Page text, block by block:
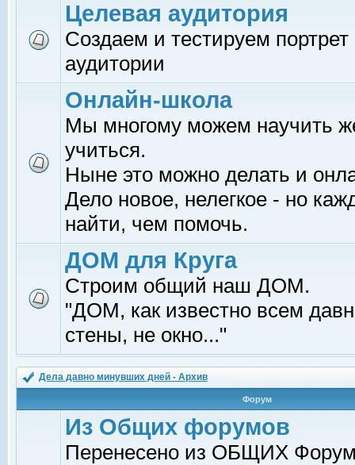
Целевая аудитория
Создаем и тестируем
аудитории
Онлайн-школа
Мы многому можем научить
учиться.
Ныне это можно делать и
Дело новое, нелегкое - но
найти, чем помочь.
ДОМ для Круга
Строим общий наш ДОМ.
"ДОМ, как известно всем
стены, не окно..."
Дела давно минувших дней - Архив
Форум
Из Общих форумов
Перенесено из ОБЩИХ